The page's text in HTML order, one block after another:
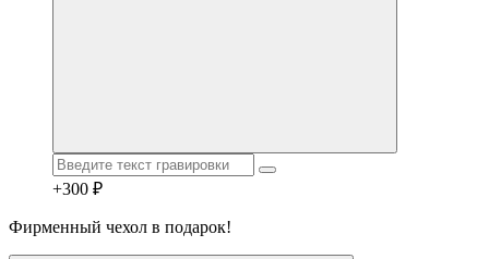
+300 ₽
Фирменный чехол в подарок!